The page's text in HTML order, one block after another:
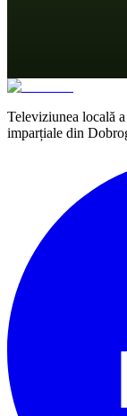
Televiziunea locală
imparțiale din